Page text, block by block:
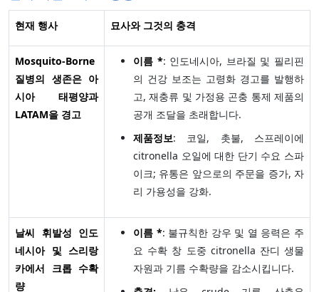
현재 행사 묘사와 그것의 충격
Mosquito-Borne
질병의 생존은 아
시아 태평양과
LATAM을 경고
이름 *: 인도네시아, 브라질 및 필리핀
의 건강 보조는 고령화 경고를 발행하
고, 재충류 및 가정용 곤충 통제 제품의
공개 조달을 초래합니다.
제품정보: 코일, 촛불, 스프레이에
citronella 오일에 대한 단기 수요 스파
이크; 유통은 앞으로의 주문을 증가, 자
리 가용성을 강화.
날씨 휘발성 인도
네시아 및 스리랑
카에서 크롭 수확
량
이름 *: 불규칙한 강우 및 열 응력은 주
요 수확 창 도중 citronella 잔디 생물
자원과 기름 수확량을 감소시킵니다.